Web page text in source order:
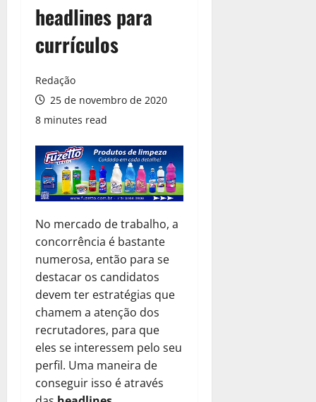
headlines para
currículos
Redação
25 de novembro de 2020
8 minutes read
No mercado de trabalho, a
concorrência é bastante
numerosa, então para se
destacar os candidatos
devem ter estratégias que
chamem a atenção dos
recrutadores, para que
eles se interessem pelo seu
perfil. Uma maneira de
conseguir isso é através